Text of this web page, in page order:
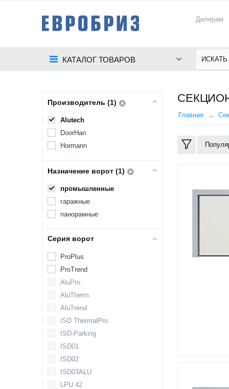
Дилерам
КАТАЛОГ ТОВАРОВ
Главная
Производитель (1)
Alutech
DoorHan
Hormann
Назначение ворот (1)
промышленные
гаражные
панорамные
Серия ворот
ProPlus
ProTrend
AluPro
AluTherm
AluTrend
ISD ThermalPro
ISD-Parking
ISD01
ISD02
ISD03ALU
LPU 42